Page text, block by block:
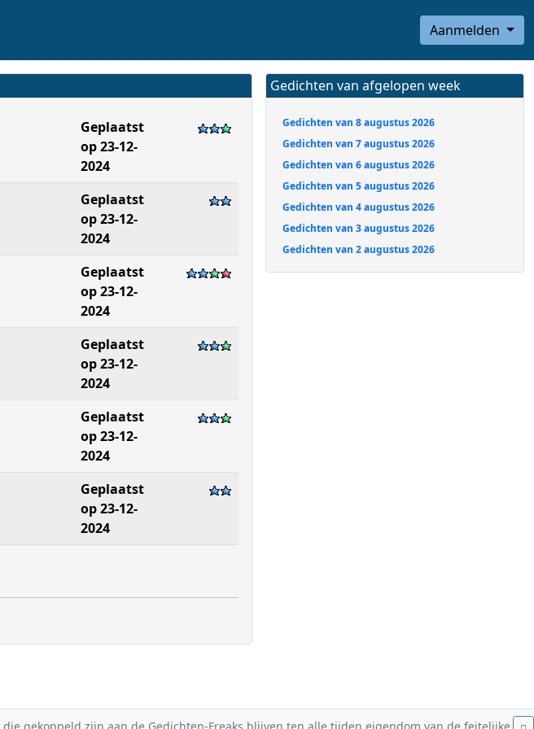
Aanmelden
Geplaatst
op 23-12-
2024
Geplaatst
op 23-12-
2024
Geplaatst
op 23-12-
2024
Geplaatst
op 23-12-
2024
Geplaatst
op 23-12-
2024
Geplaatst
op 23-12-
2024
Gedichten van afgelopen week
Gedichten van 8 augustus 2026
Gedichten van 7 augustus 2026
Gedichten van 6 augustus 2026
Gedichten van 5 augustus 2026
Gedichten van 4 augustus 2026
Gedichten van 3 augustus 2026
Gedichten van 2 augustus 2026